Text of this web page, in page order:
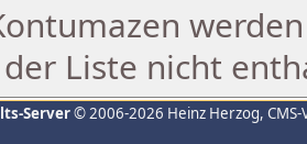
Liste nicht
Server© 2006-2026 Heinz Herzog,